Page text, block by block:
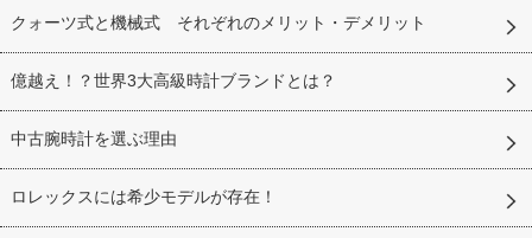
クォーツ式と機械式 それぞれのメリット・デメリット
億越え！？世界3大高級時計ブランドとは？
中古腕時計を選ぶ理由
ロレックスには希少モデルが存在！